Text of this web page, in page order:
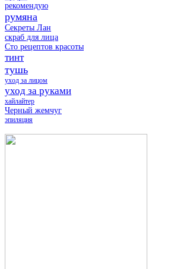
рекомендую
румяна
Секреты Лан
скраб для лица
Сто рецептов красоты
тинт
тушь
уход за лицом
уход за руками
хайлайтер
Черный жемчуг
эпиляция